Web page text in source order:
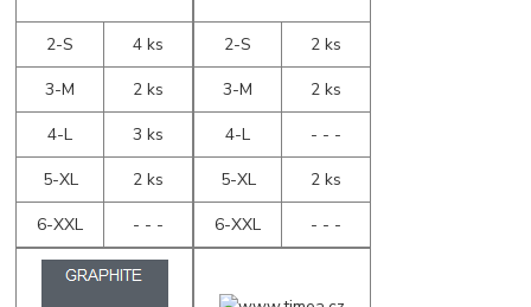
2-S
4 ks
3-M
2 ks
4-L
3 ks
5-XL
2 ks
6-XXL
- - -
2-S
2 ks
3-M
2 ks
4-L
- - -
5-XL
2 ks
6-XXL
- - -